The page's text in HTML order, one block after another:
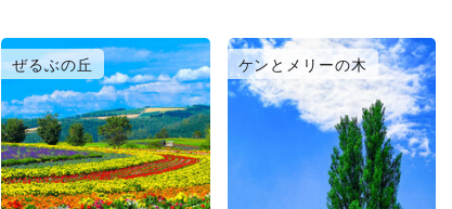
ぜるぶの丘 ケンとメリーの木